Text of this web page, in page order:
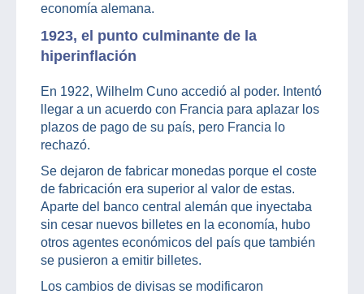
economía alemana.
1923, el punto culminante de la
hiperinflación
En 1922, Wilhelm Cuno accedió al poder. Intentó
llegar a un acuerdo con Francia para aplazar los
plazos de pago de su país, pero Francia lo
rechazó.
Se dejaron de fabricar monedas porque el coste
de fabricación era superior al valor de estas.
Aparte del banco central alemán que inyectaba
sin cesar nuevos billetes en la economía, hubo
otros agentes económicos del país que también
se pusieron a emitir billetes.
Los cambios de divisas se modificaron